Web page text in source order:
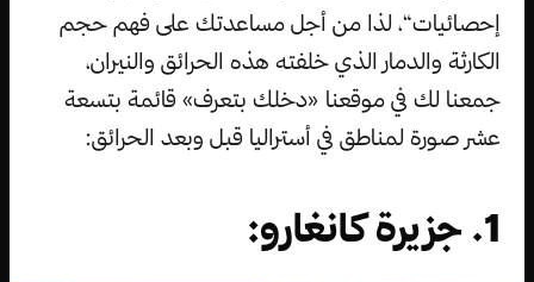
إحصائيات“، لذا من أجل مساعدتك على فهم حجم
الكارثة والدمار الذي خلفته هذه الحرائق والنيران،
جمعنا لك في موقعنا «دخلك بتعرف» قائمة بتسعة
عشر صورة لمناطق في أستراليا قبل وبعد الحرائق:
1. جزيرة كانغارو: